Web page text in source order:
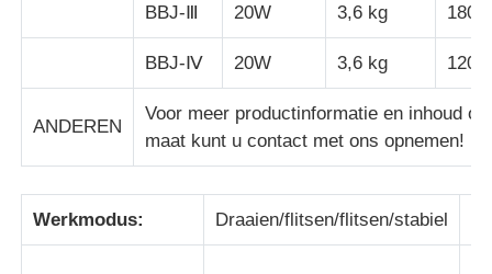
BBJ-Ⅲ 20W 3,6 kg
BBJ-Ⅳ 20W 3,6 kg
ANDEREN
Voor meer productinformatie en inhoud op
maat kunt u contact met ons opnemen!
Werkmodus: Draaien/flitsen/flitsen/stabiel